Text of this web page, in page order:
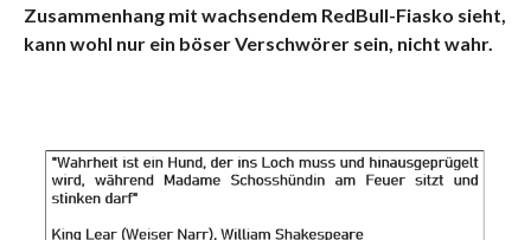
Zusammenhang mit wachsendem RedBull-Fiasko sieht,
kann wohl nur ein böser Verschwörer sein, nicht wahr.